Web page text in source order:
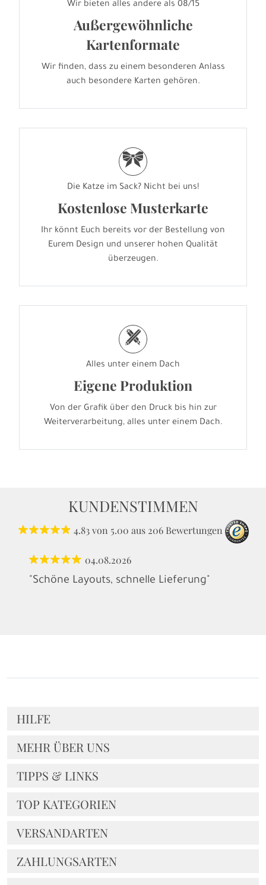
Wir bieten alles andere als 08/15
Außergewöhnliche
Kartenformate
Wir finden, dass zu einem besonderen Anlass
auch besondere Karten gehören.
r
Die Katze im Sack? Nicht bei uns!
Kostenlose Musterkarte
Ihr könnt Euch bereits vor der Bestellung von
Eurem Design und unserer hohen Qualität
überzeugen.
h
Alles unter einem Dach
Eigene Produktion
Von der Grafik über den Druck bis hin zur
Weiterverarbeitung, alles unter einem Dach.
KUNDENSTIMMEN
4.83 von 5.00 aus 206 Bewertungen
04.08.2026
"Schöne Layouts, schnelle Lieferung"
HILFE
MEHR ÜBER UNS
TIPPS & LINKS
TOP KATEGORIEN
VERSANDARTEN
ZAHLUNGSARTEN